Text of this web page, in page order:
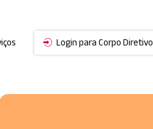
Login para Corpo Diretivo